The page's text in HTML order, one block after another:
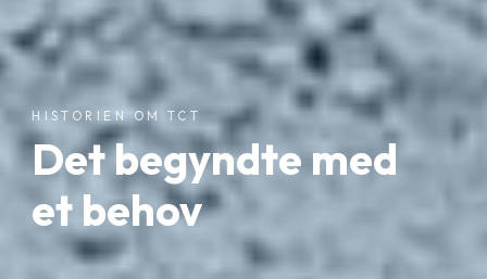
HISTORIEN OM TCT
Det begyndte med
et behov